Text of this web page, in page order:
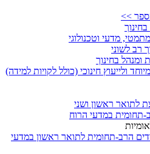
>>
מדעי וטכנולוגי
רב לשוני
ומנהל בחינוך
ולייעוץ חינוכי (כולל לקויות למידה)
לתואר ראשון ושני
תחומית במדעי הרוח
הרב-תחומית לתואר ראשון במדעי